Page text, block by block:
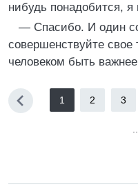
нибудь понадобится, я
— Спасибо. И один
совершенствуйте свое
человеком быть
1 2 3